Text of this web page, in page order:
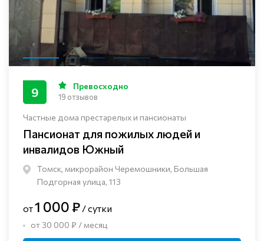
Частные дома престарелых и пансионаты
Пансионат для пожилых людей и
инвалидов Южный
Томск, микрорайон Черемошники, Большая
Подгорная улица, 113
9 Превосходно
19 отзывов
от1 000 ₽ / сутки
от 30 000 ₽ / месяц